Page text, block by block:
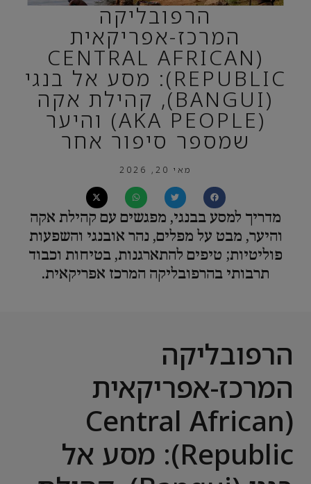
הרפובליקה
המרכז-אפריקאית
(CENTRAL AFRICAN
REPUBLIC): מסע אל בנגי
(BANGUI), קהילת אקה
(AKA PEOPLE) והיער
שמספר סיפור אחר
מאי 20, 2026
מדריך למסע בבנגי, מפגשים עם קהילת אקה
והיער, מבט על מפלים, נהר אובנגי והשפעות
פוליטיות; טיפים להתארגנות, בטיחות וכבוד
תרבותי בהרפובליקה המרכז אפריקאית.
הרפובליקה
המרכז-אפריקאית
(Central African
Republic): מסע אל